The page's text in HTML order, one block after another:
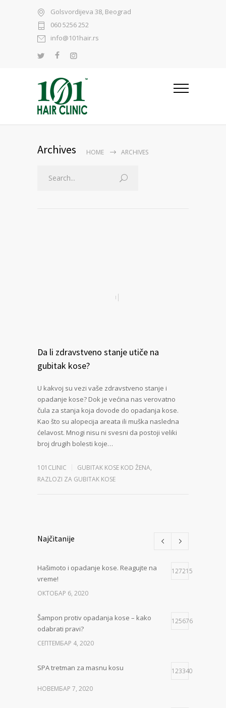
Golsvordijeva 38, Beograd
060 5256 252
info@101hair.rs
Archives HOME ARCHIVES
Da li zdravstveno stanje utiče na
gubitak kose?
U kakvoj su vezi vaše zdravstveno stanje i
opadanje kose? Dok je većina nas verovatno
čula za stanja koja dovode do opadanja kose.
Kao što su alopecija areata ili muška nasledna
ćelavost. Mnogi nisu ni svesni da postoji veliki
broj drugih bolesti koje…
101CLINIC GUBITAK KOSE KOD ŽENA,
RAZLOZI ZA GUBITAK KOSE
Najčitanije
Hašimoto i opadanje kose. Reagujte na
vreme!
127215
ОКТОБАР 6, 2020
Šampon protiv opadanja kose – kako
odabrati pravi?
125676
СЕПТЕМБАР 4, 2020
SPA tretman za masnu kosu 123340
НОВЕМБАР 7, 2020